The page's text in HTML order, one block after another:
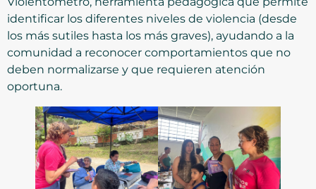
identificar los diferentes niveles de violencia (desde
los más sutiles hasta los más graves), ayudando a la
comunidad a reconocer comportamientos que no
deben normalizarse y que requieren atención
oportuna.